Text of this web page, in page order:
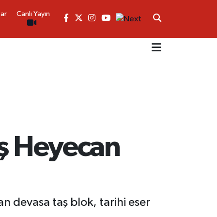
Canlı Yayın
Heyecan
devasa taş blok, tarihi eser